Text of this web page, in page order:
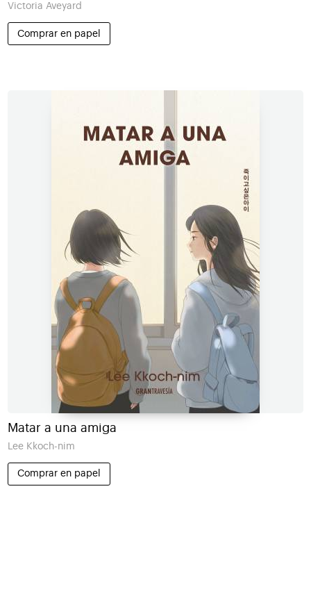
Victoria Aveyard
Comprar en papel
Matar a una amiga
Lee Kkoch-nim
Comprar en papel